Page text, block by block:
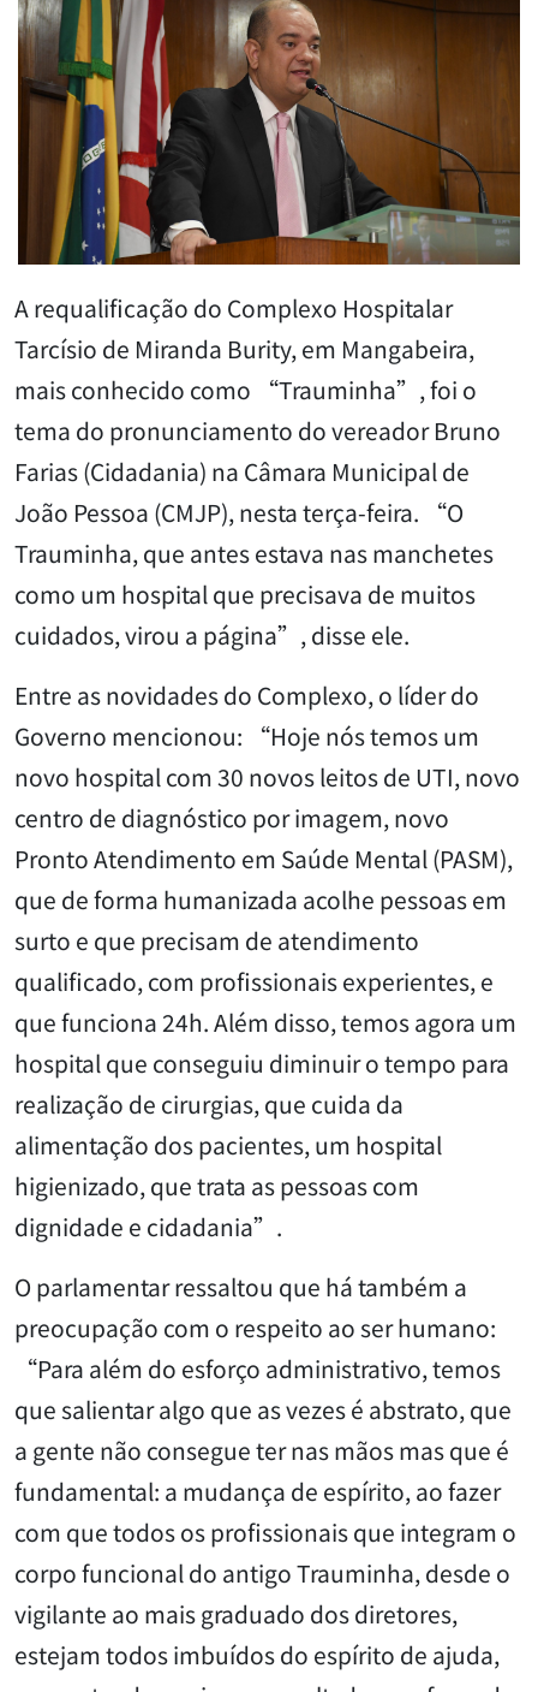
A requalificação do Complexo Hospitalar
Tarcísio de Miranda Burity, em Mangabeira,
mais conhecido como “Trauminha”, foi o
tema do pronunciamento do vereador Bruno
Farias (Cidadania) na Câmara Municipal de
João Pessoa (CMJP), nesta terça-feira. “O
Trauminha, que antes estava nas manchetes
como um hospital que precisava de muitos
cuidados, virou a página”, disse ele.
Entre as novidades do Complexo, o líder do
Governo mencionou: “Hoje nós temos um
novo hospital com 30 novos leitos de UTI, novo
centro de diagnóstico por imagem, novo
Pronto Atendimento em Saúde Mental (PASM),
que de forma humanizada acolhe pessoas em
surto e que precisam de atendimento
qualificado, com profissionais experientes, e
que funciona 24h. Além disso, temos agora um
hospital que conseguiu diminuir o tempo para
realização de cirurgias, que cuida da
alimentação dos pacientes, um hospital
higienizado, que trata as pessoas com
dignidade e cidadania”.
O parlamentar ressaltou que há também a
preocupação com o respeito ao ser humano:
“Para além do esforço administrativo, temos
que salientar algo que as vezes é abstrato, que
a gente não consegue ter nas mãos mas que é
fundamental: a mudança de espírito, ao fazer
com que todos os profissionais que integram o
corpo funcional do antigo Trauminha, desde o
vigilante ao mais graduado dos diretores,
estejam todos imbuídos do espírito de ajuda,